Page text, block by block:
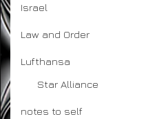
Israel
Law and Order
Lufthansa
Star Alliance
notes to self